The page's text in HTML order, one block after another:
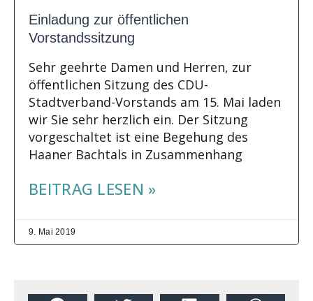
Einladung zur öffentlichen
Vorstandssitzung
Sehr geehrte Damen und Herren, zur
öffentlichen Sitzung des CDU-
Stadtverband-Vorstands am 15. Mai laden
wir Sie sehr herzlich ein. Der Sitzung
vorgeschaltet ist eine Begehung des
Haaner Bachtals in Zusammenhang
BEITRAG LESEN »
9. Mai 2019